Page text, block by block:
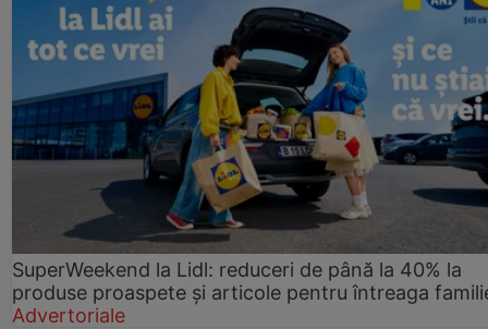
SuperWeekend la Lidl: reduceri de până la 40% la
produse proaspete și articole pentru întreaga
Advertoriale